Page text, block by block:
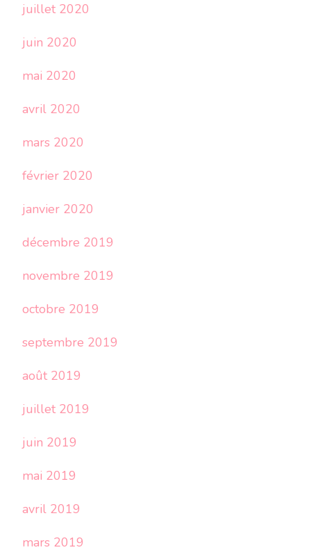
juillet 2020
juin 2020
mai 2020
avril 2020
mars 2020
février 2020
janvier 2020
décembre 2019
novembre 2019
octobre 2019
septembre 2019
août 2019
juillet 2019
juin 2019
mai 2019
avril 2019
mars 2019